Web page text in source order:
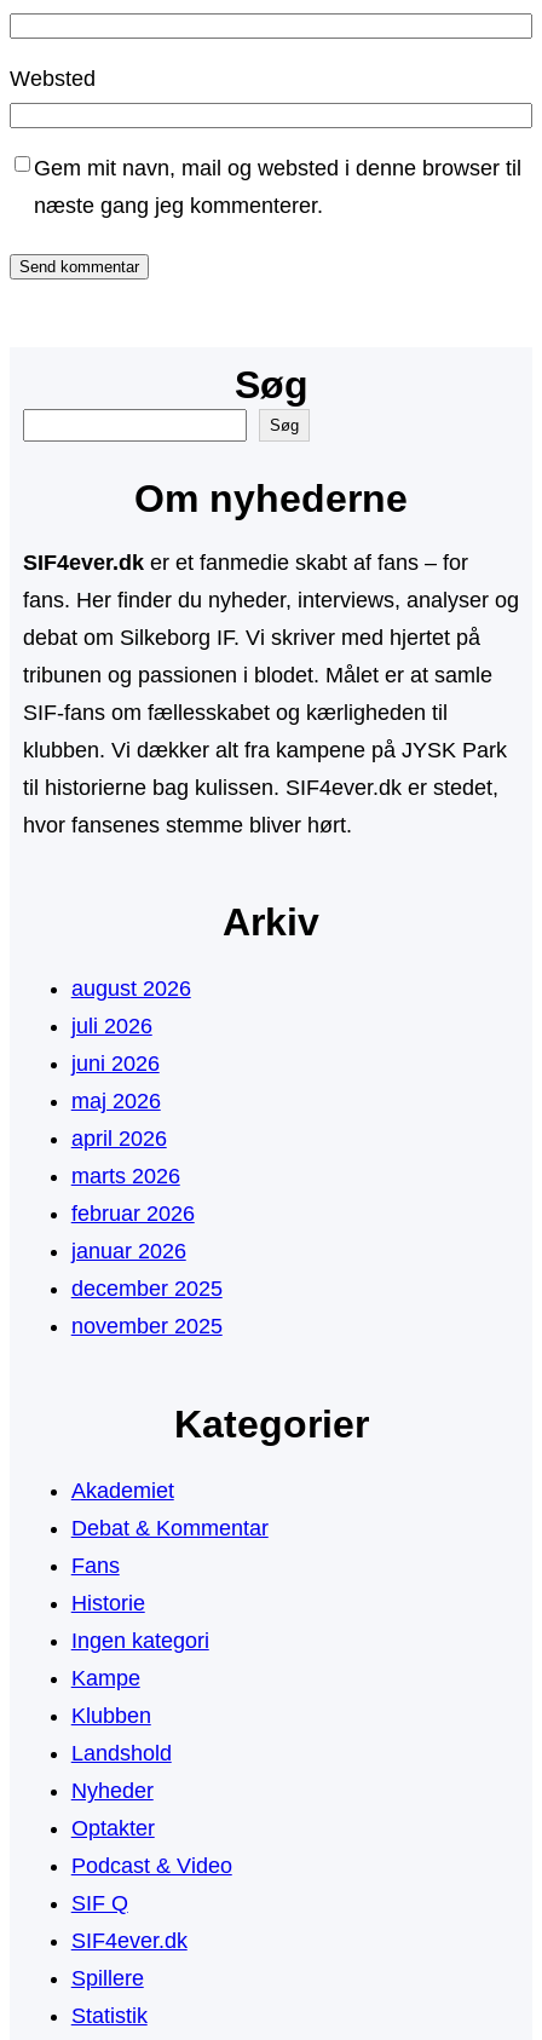
Websted
Gem mit navn, mail og websted i denne browser til
næste gang jeg kommenterer.
Søg
Søg
Om nyhederne
SIF4ever.dker et fanmedie skabt af fans – for
fans. Her finder du nyheder, interviews, analyser og
debat om Silkeborg IF. Vi skriver med hjertet på
tribunen og passionen i blodet. Målet er at samle
SIF-fans om fællesskabet og kærligheden til
klubben. Vi dækker alt fra kampene på JYSK Park
til historierne bag kulissen. SIF4ever.dk er stedet,
hvor fansenes stemme bliver hørt.
Arkiv
august 2026
juli 2026
juni 2026
maj 2026
april 2026
marts 2026
februar 2026
januar 2026
december 2025
november 2025
Kategorier
Akademiet
Debat & Kommentar
Fans
Historie
Ingen kategori
Kampe
Klubben
Landshold
Nyheder
Optakter
Podcast & Video
SIF Q
SIF4ever.dk
Spillere
Statistik